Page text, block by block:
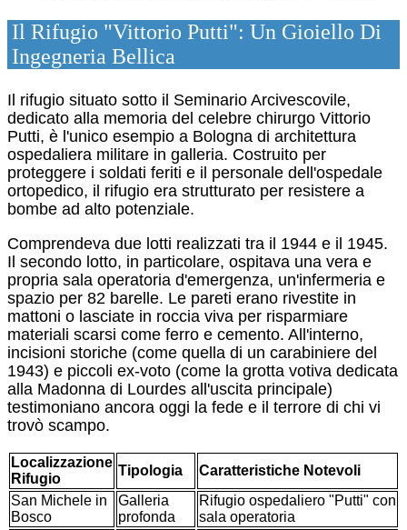
Il Rifugio "Vittorio Putti": Un Gioiello Di
Ingegneria Bellica
Il rifugio situato sotto il Seminario Arcivescovile,
dedicato alla memoria del celebre chirurgo Vittorio
Putti, è l'unico esempio a Bologna di architettura
ospedaliera militare in galleria. Costruito per
proteggere i soldati feriti e il personale dell'ospedale
ortopedico, il rifugio era strutturato per resistere a
bombe ad alto potenziale.
Comprendeva due lotti realizzati tra il 1944 e il 1945.
Il secondo lotto, in particolare, ospitava una vera e
propria sala operatoria d'emergenza, un'infermeria e
spazio per 82 barelle. Le pareti erano rivestite in
mattoni o lasciate in roccia viva per risparmiare
materiali scarsi come ferro e cemento. All'interno,
incisioni storiche (come quella di un carabiniere del
1943) e piccoli ex-voto (come la grotta votiva dedicata
alla Madonna di Lourdes all'uscita principale)
testimoniano ancora oggi la fede e il terrore di chi vi
trovò scampo.
Localizzazione
Rifugio
Tipologia
Caratteristiche Notevoli
San Michele in
Bosco
Galleria
profonda
Rifugio ospedaliero "Putti" con
sala operatoria